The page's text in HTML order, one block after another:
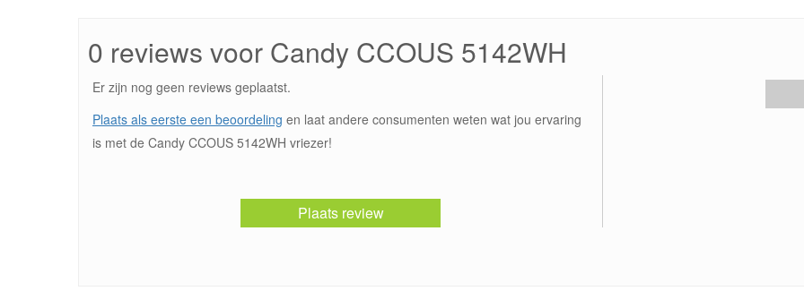
0 reviews voor Candy CCOUS 5142WH
Er zijn nog geen reviews geplaatst.
Plaats als eerste een beoordeling en laat andere consumenten weten wat jou ervaring
is met de Candy CCOUS 5142WH vriezer!
Plaats review